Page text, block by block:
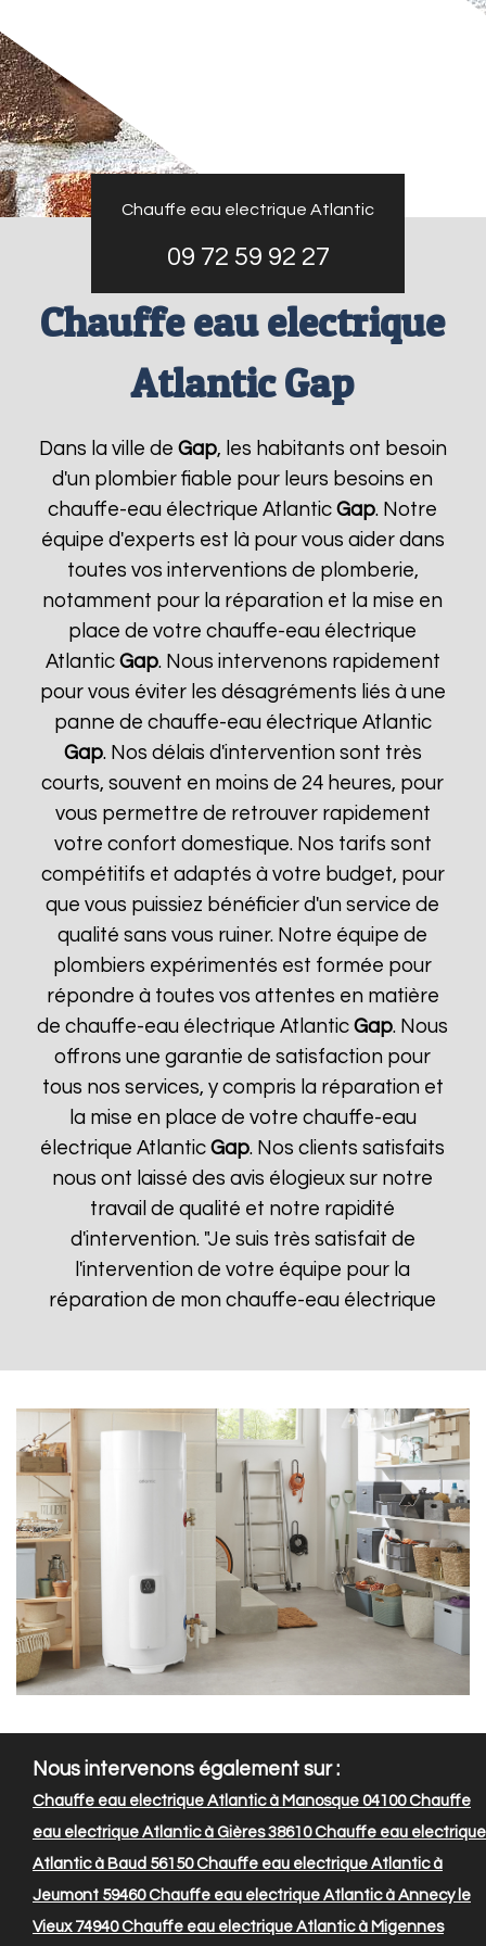
Chauffe eau electrique Atlantic
09 72 59 92 27
Chauffe eau electrique
Atlantic Gap
Dans la ville de Gap, les habitants ont besoin
d'un plombier fiable pour leurs besoins en
chauffe-eau électrique AtlanticGap. Notre
équipe d'experts est là pour vous aider dans
toutes vos interventions de plomberie,
notamment pour la réparation et la mise en
place de votre chauffe-eau électrique
Atlantic Gap. Nous intervenons rapidement
pour vous éviter les désagréments liés à une
panne de chauffe-eau électrique Atlantic
Gap. Nos délais d'intervention sont très
courts, souvent en moins de 24 heures, pour
vous permettre de retrouver rapidement
votre confort domestique. Nos tarifs sont
compétitifs et adaptés à votre budget, pour
que vous puissiez bénéficier d'un service de
qualité sans vous ruiner. Notre équipe de
plombiers expérimentés est formée pour
répondre à toutes vos attentes en matière
de chauffe-eau électrique AtlanticGap. Nous
offrons une garantie de satisfaction pour
tous nos services, y compris la réparation et
la mise en place de votre chauffe-eau
électrique AtlanticGap. Nos clients satisfaits
nous ont laissé des avis élogieux sur notre
travail de qualité et notre rapidité
d'intervention. "Je suis très satisfait de
l'intervention de votre équipe pour la
réparation de mon chauffe-eau électrique
Nous intervenons également sur :
Chauffe eau electrique Atlantic à Manosque 04100Chauffe
eau electrique Atlantic à Gières 38610Chauffe eau electrique
Atlantic à Baud 56150Chauffe eau electrique Atlantic à
Jeumont 59460Chauffe eau electrique Atlantic à Annecy le
Vieux 74940Chauffe eau electrique Atlantic à Migennes